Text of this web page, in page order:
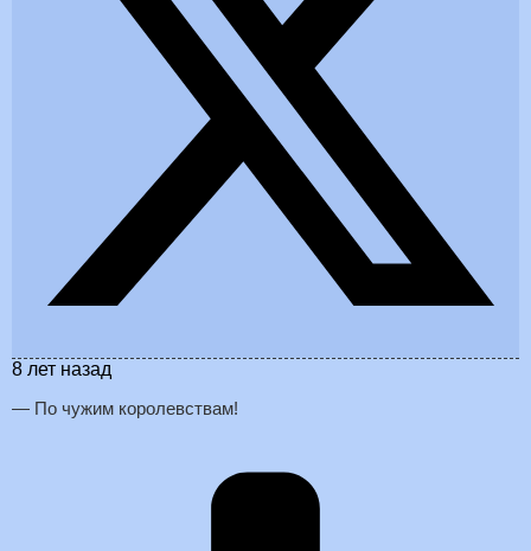
8 лет назад
— По чужим королевствам!